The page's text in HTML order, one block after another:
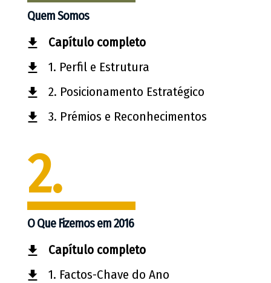
Quem Somos
Capítulo completo
1. Perfil e Estrutura
2. Posicionamento Estratégico
3. Prémios e Reconhecimentos
2.
O Que Fizemos em 2016
Capítulo completo
1. Factos-Chave do Ano